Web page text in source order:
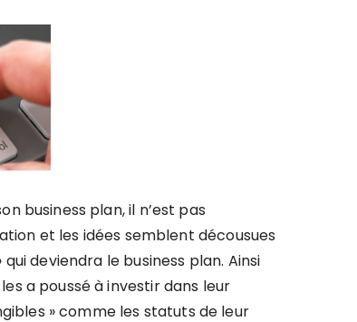
business plan, il n’est pas
et les idées semblent décousues
deviendra le business plan. Ainsi
a poussé à investir dans leur
» comme les statuts de leur